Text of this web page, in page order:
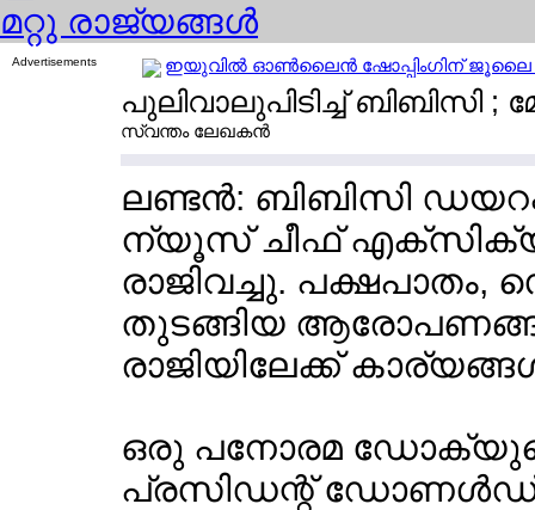
മറ്റു രാജ്യങ്ങള്‍
Advertisements ഇയുവില്‍ ഓണ്‍ലൈന്‍ ഷോപ്പിംഗിന് ജൂലൈ
പുലിവാലുപിടിച്ച് ബിബിസി ;
സ്വന്തം ലേഖകന്‍
ലണ്ടന്‍: ബിബിസി
ന്യൂസ് ചീഫ്
രാജിവച്ചു.
തുടങ്ങിയ
രാജിയിലേക്ക്
ഒരു പനോരമ
പ്രസിഡന്റ് ഡോണള്‍ഡ്